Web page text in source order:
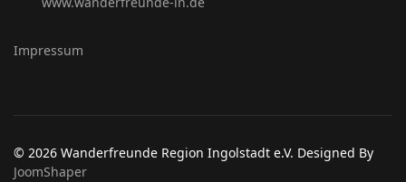
Impressum
© 2026 Wanderfreunde Region Ingolstadt e.V. Designed By
JoomShaper